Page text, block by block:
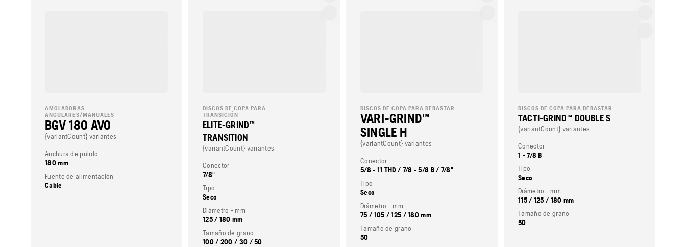
AMOLADORAS
ANGULARES/MANUALES
BGV 180 AVO
{variantCount} variantes
Anchura de pulido
180 mm
Fuente de alimentación
Cable
DISCOS DE COPA PARA
TRANSICIÓN
ELITE-GRIND™
TRANSITION
{variantCount} variantes
Conector
7/8"
Tipo
Seco
Diámetro - mm
125 / 180 mm
Tamaño de grano
100 / 200 / 30 / 50
DISCOS DE COPA PARA DEBASTAR
VARI-GRIND™
SINGLE H
{variantCount} variantes
Conector
5/8 - 11 THD / 7/8 - 5/8 B / 7/8"
Tipo
Seco
Diámetro - mm
75 / 105 / 125 / 180 mm
Tamaño de grano
50
DISCOS DE COPA PARA DEBASTAR
TACTI-GRIND™ DOUBLE S
{variantCount} variantes
Conector
1 - 7/8 B
Tipo
Seco
Diámetro - mm
115 / 125 / 180 mm
Tamaño de grano
50